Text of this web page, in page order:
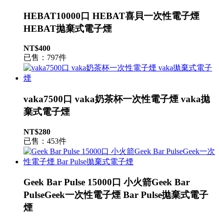
HEBAT10000口 HEBAT喜貝一次性電子煙
HEBAT拋棄式電子煙
NT$400
已售：797件
vaka7500口 vaka奶茶杯一次性電子煙 vaka拋
棄式電子煙
NT$280
已售：453件
Geek Bar Pulse 15000口 小火箭Geek Bar
PulseGeek一次性電子煙 Bar Pulse拋棄式電子
煙